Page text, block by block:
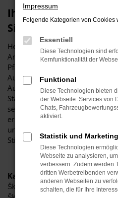
Ihren Škoda für
Sie im Autohaus
Herzlich willkommen bei
Anlaufstelle für exzellente
Pfaffenhofen und Umgebung!
Autohaus ist stolz darauf, Ihnen
Auswahl an Škoda-Modellen zu
Standards in Sachen Qualität
seit Jahren Ihr
erstklassige Automobile geht.
unsere beeindruckende Škoda-
Stiglmayr die bevorzugte
Kategorie
Škoda Gebrauchtwagen
Impressum
Folgende Kategorien von Cookies
Essentiell
Diese Technologien sind
Kernfunktionalität der
Funktional
Diese Technologien bieten
der Webseite. Services von
Chats,
aktiviert.
Statistik und Marketing
Diese Technologien
Webseite zu analysieren,
verbessern. Zudem werden
dritten Werbetreibenden
anderen Webseiten zu
schalten, die für Ihre